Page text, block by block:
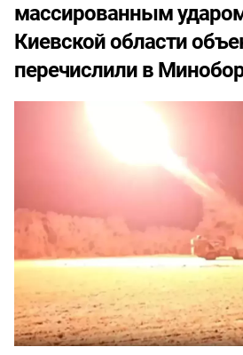
массированным
Киевской области
перечислили в